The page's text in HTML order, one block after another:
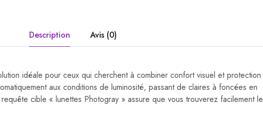
Description Avis (0)
idéale pour ceux qui cherchent à combiner confort visuel et protection
aux conditions de luminosité, passant de claires à foncées en
cible « lunettes Photogray » assure que vous trouverez facilement le